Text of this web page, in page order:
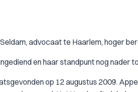
advocaat te Haarlem, hoger
en haar standpunt nog nader
op 12 augustus 2009.